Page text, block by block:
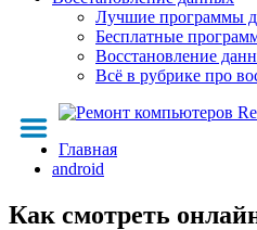
Лучшие программы
Бесплатные
Восстановление
Всё в рубрике про
Главная
android
Как смотреть